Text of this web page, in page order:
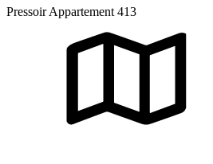
Pressoir Appartement 413